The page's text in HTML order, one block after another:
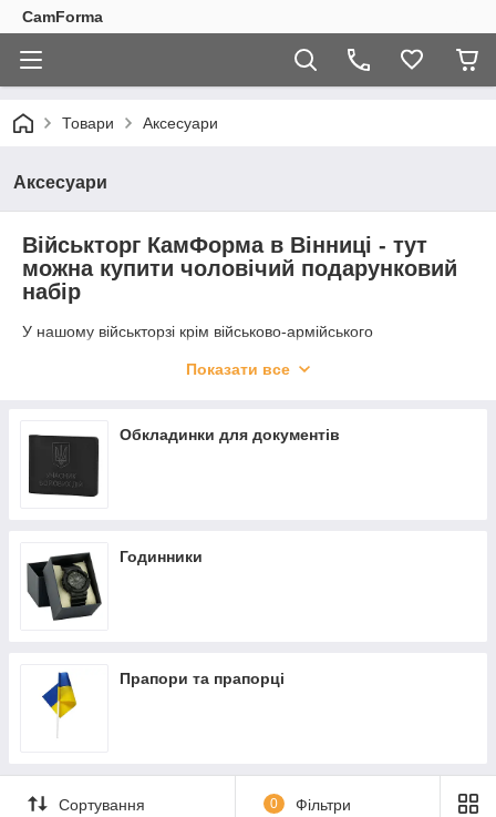
CamForma
Товари Аксесуари
Аксесуари
Військторг КамФорма в Вінниці - тут
можна купити чоловічий подарунковий
набір
У нашому військторзі крім військово-армійського
для військових, які вони з радістю зможуть використовувати в
народження для свого тата, чоловіка, брата, друга?
Подивіться на товарні позиції в даній категорії. Ми впевнені, -
ви знайдете те, що шукали! ↓
Показати все
Обкладинки для документів
Годинники
Прапори та прапорці
Сортування 0 Фільтри